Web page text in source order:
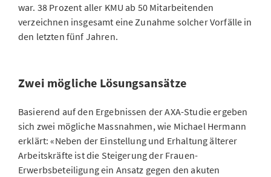
war. 38 Prozent aller KMU ab 50 Mitarbeitenden
verzeichnen insgesamt eine Zunahme solcher Vorfälle in
den letzten fünf Jahren.
Zwei mögliche Lösungsansätze
Basierend auf den Ergebnissen der AXA-Studie ergeben
sich zwei mögliche Massnahmen, wie Michael Hermann
erklärt: «Neben der Einstellung und Erhaltung älterer
Arbeitskräfte ist die Steigerung der Frauen-
Erwerbsbeteiligung ein Ansatz gegen den akuten